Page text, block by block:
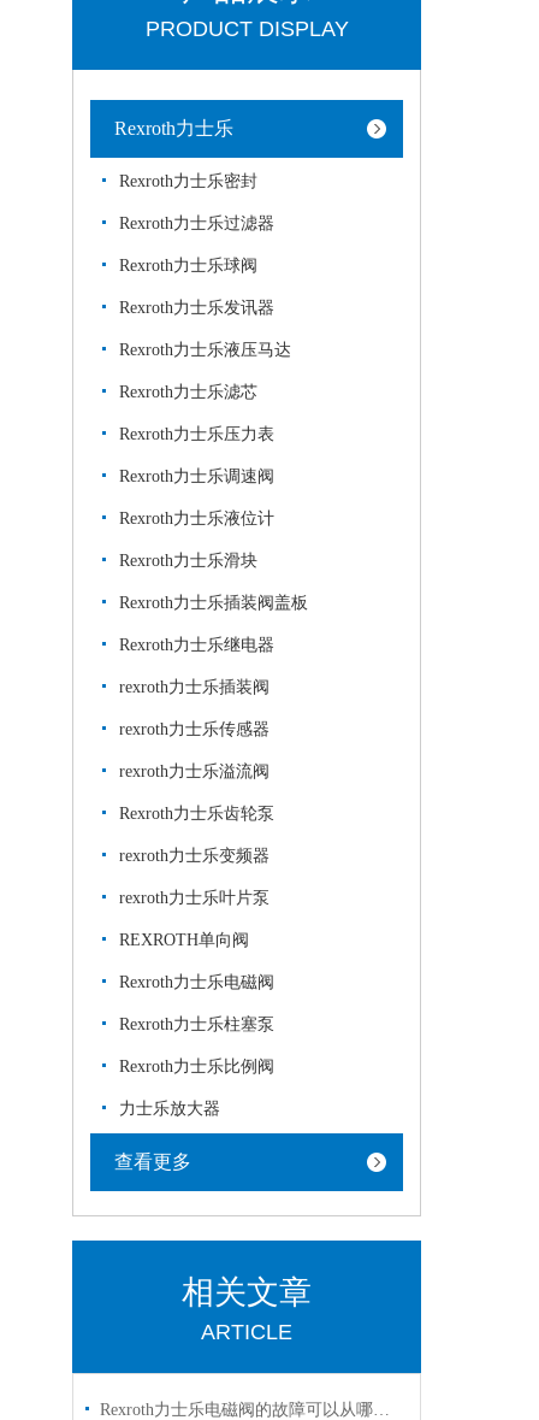
PRODUCT DISPLAY
Rexroth力士乐
Rexroth力士乐密封
Rexroth力士乐过滤器
Rexroth力士乐球阀
Rexroth力士乐发讯器
Rexroth力士乐液压马达
Rexroth力士乐滤芯
Rexroth力士乐压力表
Rexroth力士乐调速阀
Rexroth力士乐液位计
Rexroth力士乐滑块
Rexroth力士乐插装阀盖板
Rexroth力士乐继电器
rexroth力士乐插装阀
rexroth力士乐传感器
rexroth力士乐溢流阀
Rexroth力士乐齿轮泵
rexroth力士乐变频器
rexroth力士乐叶片泵
REXROTH单向阀
Rexroth力士乐电磁阀
Rexroth力士乐柱塞泵
Rexroth力士乐比例阀
力士乐放大器
查看更多
相关文章
ARTICLE
Rexroth力士乐电磁阀的故障可以从哪里进行排查